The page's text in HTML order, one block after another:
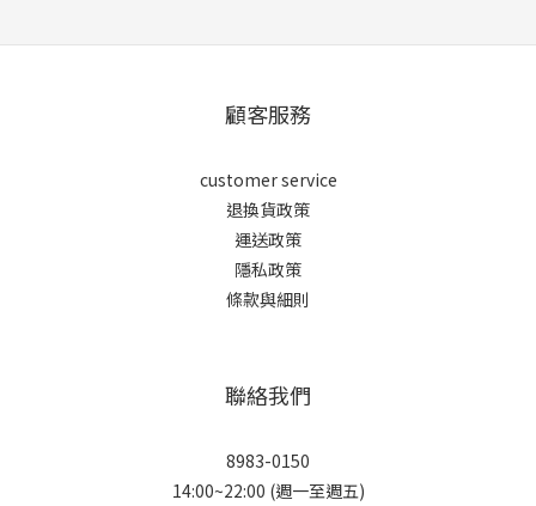
顧客服務
customer service
退換貨政策
運送政策
隱私政策
條款與細則
聯絡我們
8983-0150
14:00~22:00 (週一至週五)